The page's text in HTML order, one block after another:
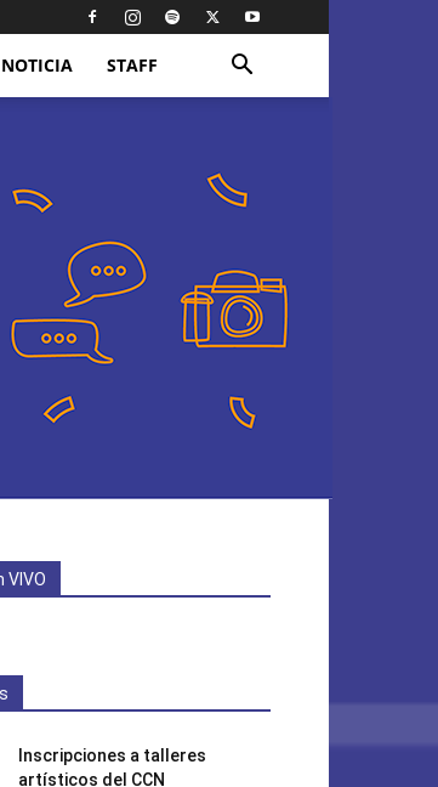
STAFF
VIVO
Inscripciones a talleres
artísticos del CCN